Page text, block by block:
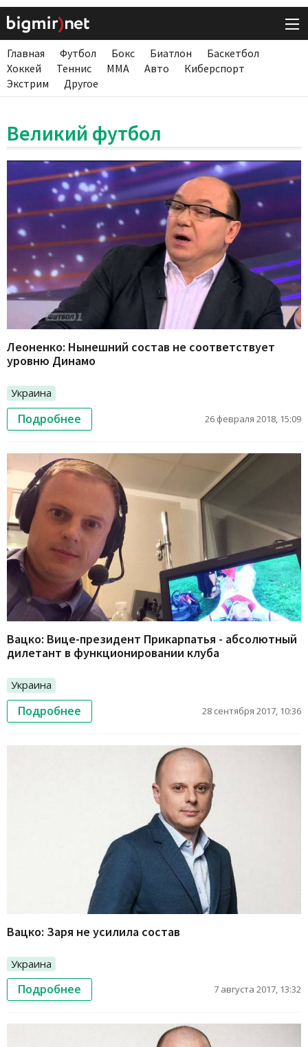
Главная Футбол Бокс Биатлон
Баскетбол
Хоккей
Теннис ММА Авто
Киберспорт
Экстрим
Другое
Великий футбол
Леоненко: Нынешний состав не соответствует
уровню Динамо
Украина
Подробнее 26 февраля 2018, 15:09
Вацко: Вице-президент Прикарпатья - абсолютный
дилетант в функционировании клуба
Украина
Подробнее 28 сентября 2017, 10:36
Вацко: Заря не усилила состав
Украина
Подробнее 7 августа 2017, 13:32